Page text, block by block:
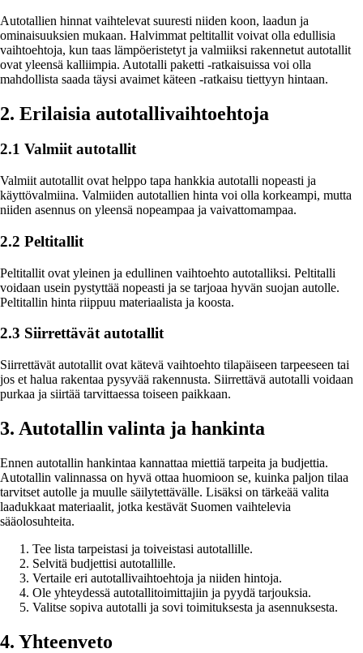
Autotallien hinnat vaihtelevat suuresti niiden koon, laadun ja
ominaisuuksien mukaan. Halvimmat peltitallit voivat olla edullisia
vaihtoehtoja, kun taas lämpöeristetyt ja valmiiksi rakennetut autotallit
ovat yleensä kalliimpia. Autotalli paketti -ratkaisuissa voi olla
mahdollista saada täysi avaimet käteen -ratkaisu tiettyyn hintaan.
2. Erilaisia autotallivaihtoehtoja
2.1 Valmiit autotallit
Valmiit autotallit ovat helppo tapa hankkia autotalli nopeasti ja
käyttövalmiina. Valmiiden autotallien hinta voi olla korkeampi, mutta
niiden asennus on yleensä nopeampaa ja vaivattomampaa.
2.2 Peltitallit
Peltitallit ovat yleinen ja edullinen vaihtoehto autotalliksi. Peltitalli
voidaan usein pystyttää nopeasti ja se tarjoaa hyvän suojan autolle.
Peltitallin hinta riippuu materiaalista ja koosta.
2.3 Siirrettävät autotallit
Siirrettävät autotallit ovat kätevä vaihtoehto tilapäiseen tarpeeseen tai
jos et halua rakentaa pysyvää rakennusta. Siirrettävä autotalli voidaan
purkaa ja siirtää tarvittaessa toiseen paikkaan.
3. Autotallin valinta ja hankinta
Ennen autotallin hankintaa kannattaa miettiä tarpeita ja budjettia.
Autotallin valinnassa on hyvä ottaa huomioon se, kuinka paljon tilaa
tarvitset autolle ja muulle säilytettävälle. Lisäksi on tärkeää valita
laadukkaat materiaalit, jotka kestävät Suomen vaihtelevia
sääolosuhteita.
Tee lista tarpeistasi ja toiveistasi autotallille.
Selvitä budjettisi autotallille.
Vertaile eri autotallivaihtoehtoja ja niiden hintoja.
Ole yhteydessä autotallitoimittajiin ja pyydä tarjouksia.
Valitse sopiva autotalli ja sovi toimituksesta ja asennuksesta.
4. Yhteenveto